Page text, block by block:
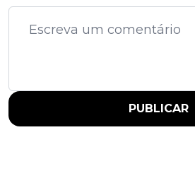
PUBLICAR